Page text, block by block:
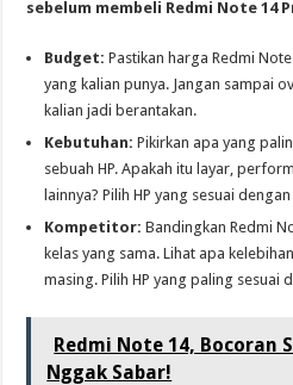
sebelum membeli Redmi Note 14
Budget: Pastikan harga Redmi
yang kalian punya. Jangan sampai
kalian jadi berantakan.
Kebutuhan: Pikirkan apa yang
sebuah HP. Apakah itu layar,
lainnya? Pilih HP yang sesuai
Kompetitor: Bandingkan Redmi
kelas yang sama. Lihat apa
masing. Pilih HP yang paling sesuai
Redmi Note 14, Bocoran
Nggak Sabar!